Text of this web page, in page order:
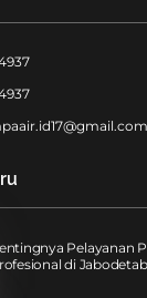
Pelayanan
di